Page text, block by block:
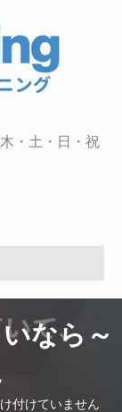
・土・日・祝
なら～
付けていません